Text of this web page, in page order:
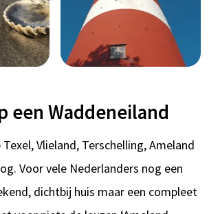
een Waddeneiland
Vlieland, Terschelling, Ameland
Voor vele Nederlanders nog een
dichtbij huis maar een compleet